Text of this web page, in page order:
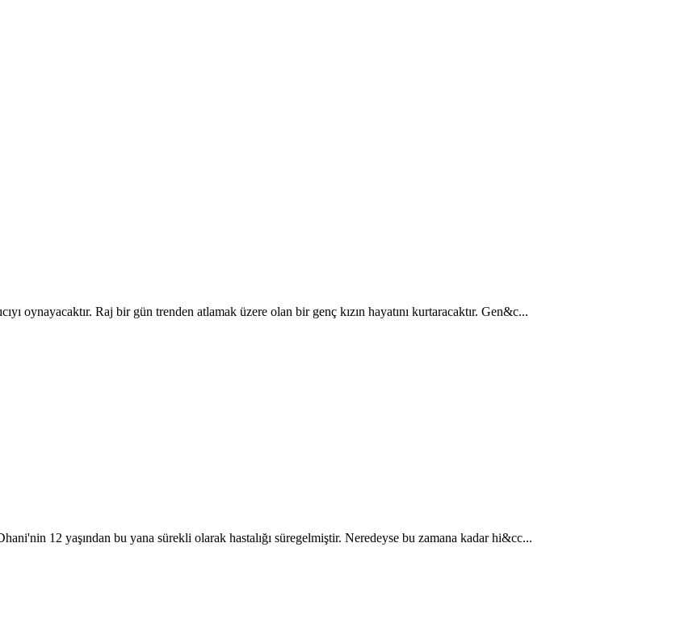
oynayacaktır. Raj bir gün trenden atlamak üzere olan bir genç kızın hayatını kurtaracaktır. Gen&c...
12 yaşından bu yana sürekli olarak hastalığı süregelmiştir. Neredeyse bu zamana kadar hi&cc...